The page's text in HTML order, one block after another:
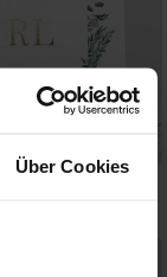
Über Cookies